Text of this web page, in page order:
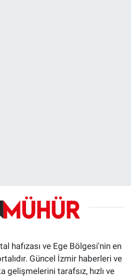
hafızası ve Ege Bölgesi'nin en
Güncel İzmir haberleri ve
gelişmelerini tarafsız, hızlı ve